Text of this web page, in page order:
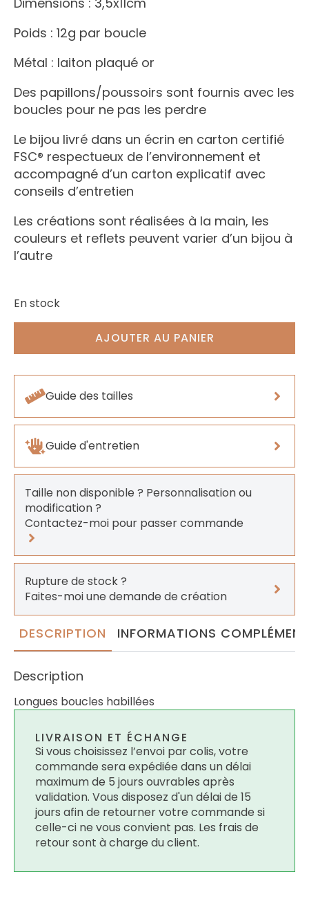
Poids : 12g par boucle
Métal : laiton plaqué or
Des papillons/poussoirs sont fournis avec les
boucles pour ne pas les perdre
Le bijou livré dans un écrin en carton certifié
FSC® respectueux de l’environnement et
accompagné d’un carton explicatif avec
conseils d’entretien
Les créations sont réalisées à la main, les
couleurs et reflets peuvent varier d’un bijou à
l’autre
En stock
AJOUTER AU PANIER
Guide des tailles
Guide d'entretien
Taille non disponible ? Personnalisation ou
modification ?
Contactez-moi pour passer commande
Rupture de stock ?
Faites-moi une demande de création
DESCRIPTION INFORMATIONS
Description
Longues boucles habillées
LIVRAISON ET ÉCHANGE
Si vous choisissez l’envoi par colis, votre
commande sera expédiée dans un délai
maximum de 5 jours ouvrables après
validation. Vous disposez d'un délai de 15
jours afin de retourner votre commande si
celle-ci ne vous convient pas. Les frais de
retour sont à charge du client.